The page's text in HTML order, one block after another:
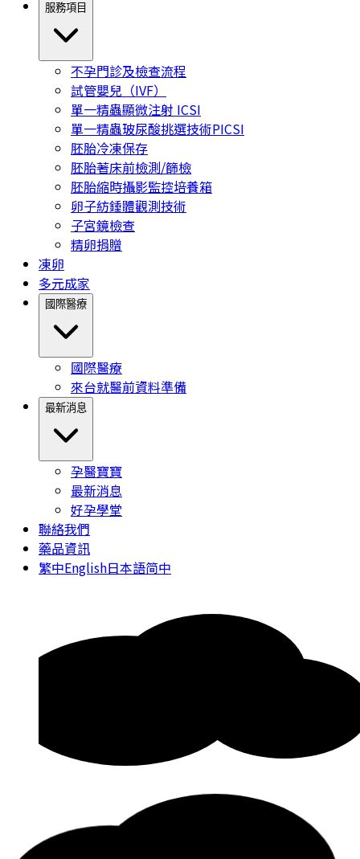
服務項目
不孕門診及檢查流程
試管嬰兒（IVF）
單一精蟲顯微注射 ICSI
單一精蟲玻尿酸挑選技術PICSI
胚胎冷凍保存
胚胎著床前檢測/篩檢
胚胎縮時攝影監控培養箱
卵子紡錘體觀測技術
子宮鏡檢查
精卵捐贈
凍卵
多元成家
國際醫療
國際醫療
來台就醫前資料準備
最新消息
孕醫寶寶
最新消息
好孕學堂
聯絡我們
藥品資訊
繁中English日本語简中